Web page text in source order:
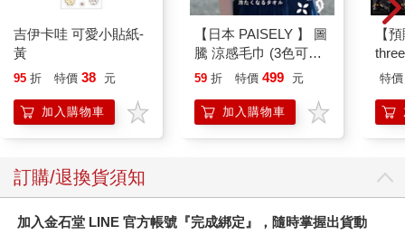
吉伊卡哇 可愛小貼紙-
黃
95 折 特價 38 元
加入購物車
【日本 PAISELY 】 圖
騰 涼感毛巾 (3色可選)
涼感毛巾 涼感巾 冰涼
毛巾
59 折 特價 499 元
加入購物車
【
VA
特價
訂購/退換貨須知
加入金石堂 LINE 官方帳號『完成綁定』，隨時掌握出貨動